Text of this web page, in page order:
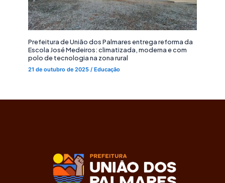
Prefeitura de União dos Palmares entrega reforma da
Escola José Medeiros: climatizada, moderna e com
polo de tecnologia na zona rural
21 de outubro de 2025/Educação